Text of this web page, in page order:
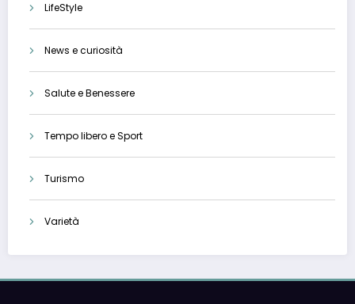
LifeStyle
News e curiosità
Salute e Benessere
Tempo libero e Sport
Turismo
Varietà